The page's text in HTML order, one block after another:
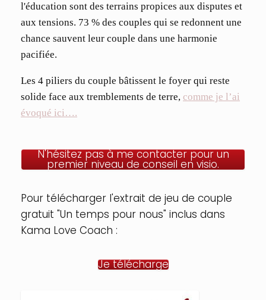
l'éducation sont des terrains propices aux disputes et
aux tensions. 73 % des couples qui se redonnent une
chance sauvent leur couple dans une harmonie
pacifiée.
Les 4 piliers du couple bâtissent le foyer qui reste
solide face aux tremblements de terre, comme je l’ai
évoqué ici….
N'hésitez pas à me contacter pour un
premier niveau de conseil en visio.
Pour télécharger l'extrait de jeu de couple
gratuit "Un temps pour nous" inclus dans
Kama Love Coach :
Je télécharge